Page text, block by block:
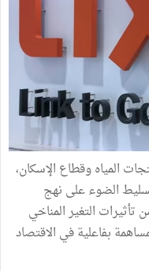
المياه وقطاع الإسكان،
الضوء على نهج
التغير المناخي
بفاعلية في الاقتصاد